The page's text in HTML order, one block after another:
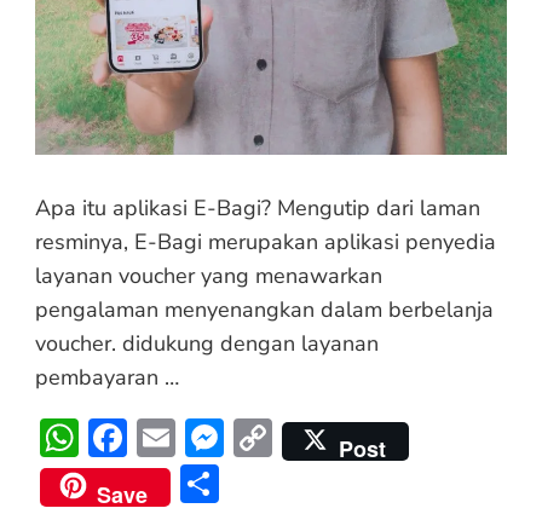
Apa itu aplikasi E-Bagi? Mengutip dari laman
resminya, E-Bagi merupakan aplikasi penyedia
layanan voucher yang menawarkan
pengalaman menyenangkan dalam berbelanja
voucher. didukung dengan layanan
pembayaran …
WhatsApp
Facebook
EmailMessenger
Copy
Link
Post
Save